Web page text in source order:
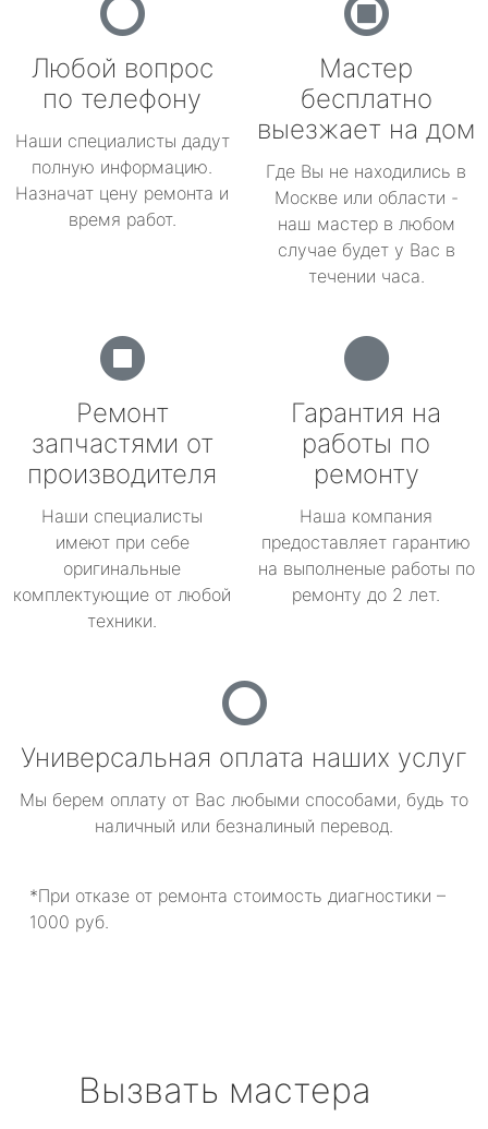
Любой вопрос
по телефону
Наши специалисты дадут
полную информацию.
Назначат цену ремонта и
время работ.
Мастер
бесплатно
выезжает на дом
Где Вы не находились в
Москве или области -
наш мастер в любом
случае будет у Вас в
течении часа.
Ремонт
запчастями от
производителя
Наши специалисты
имеют при себе
оригинальные
комплектующие от любой
техники.
Гарантия на
работы по
ремонту
Наша компания
предоставляет гарантию
на выполненые работы по
ремонту до 2 лет.
Универсальная оплата наших услуг
Мы берем оплату от Вас любыми способами, будь то
наличный или безналиный перевод.
*При отказе от ремонта стоимость диагностики –
1000 руб.
Вызвать мастера